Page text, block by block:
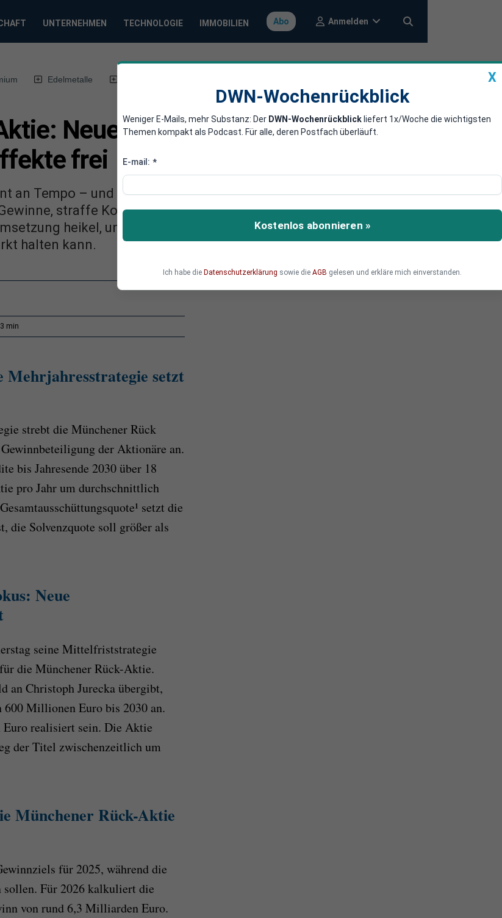
UNTERNEHMEN TECHNOLOGIE IMMOBILIEN Abo Anmelden
Edelmetalle
Neue Strategie setzt
frei
an Tempo – und das aus gutem Grund. Die neue Strategie
straffe Kosten und großzügige Ausschüttungen. Doch
heikel, und die entscheidende Frage lautet, ob der
halten kann.
3 min
setzt
strebt die Münchener Rück
der Aktionäre an.
bis Jahresende 2030 über 18
pro Jahr um durchschnittlich
setzt die
die Solvenzquote soll größer als
Neue
seine Mittelfriststrategie
die Münchener Rück-Aktie.
an Christoph Jurecka übergibt,
600 Millionen Euro bis 2030 an.
realisiert sein. Die Aktie
der Titel zwischenzeitlich um
Münchener Rück-Aktie
für 2025, während die
Für 2026 kalkuliert die
von rund 6,3 Milliarden Euro.
X
DWN-Wochenrückblick
Weniger E-Mails, mehr Substanz: Der DWN-Wochenrückblick liefert 1x/Woche die wichtigsten
Themen kompakt als Podcast. Für alle, deren Postfach überläuft.
E-mail: *
Kostenlos abonnieren »
Ich habe die Datenschutzerklärung sowie die AGB gelesen und erkläre mich einverstanden.